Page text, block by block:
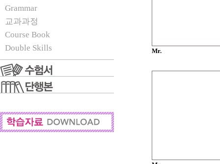
Grammar
교과과정
Course Book
Double Skills
Mr.